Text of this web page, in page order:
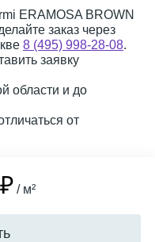
ERAMOSA BROWN
заказ через
8 (495) 998-28-08.
заявку
области и до
от
/ м²